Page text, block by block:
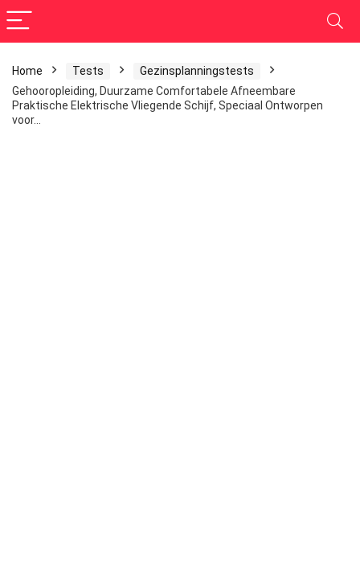
Home Tests
Gezinsplanningstests
Gehooropleiding, Duurzame Comfortabele Afneembare
Praktische Elektrische Vliegende Schijf, Speciaal Ontworpen
voor…